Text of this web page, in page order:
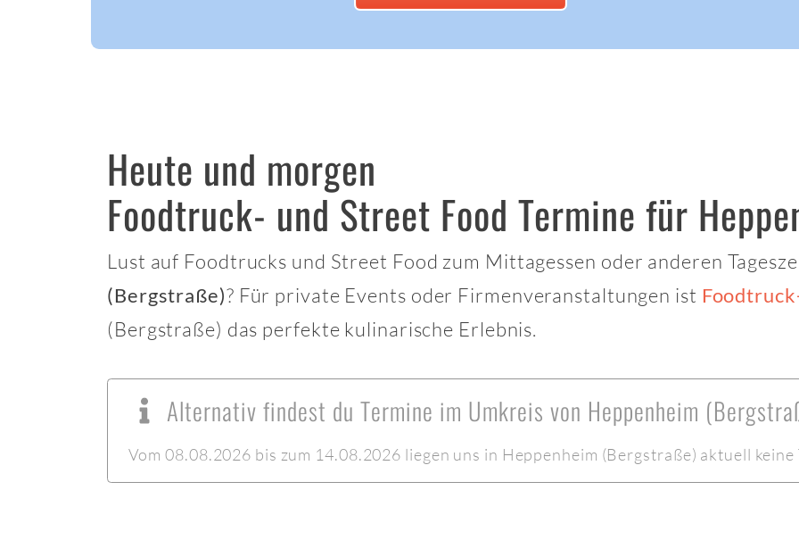
Heute und morgen
Foodtruck- und Street Food Termine für
Lust auf Foodtrucks und Street Food zum Mittagessen oder anderen
(Bergstraße)? Für private Events oder Firmenveranstaltungen ist
(Bergstraße) das perfekte kulinarische Erlebnis.
Alternativ findest du Termine im Umkreis von Heppenheim
Vom 08.08.2026 bis zum 14.08.2026 liegen uns in Heppenheim (Bergstraße) aktuell keine